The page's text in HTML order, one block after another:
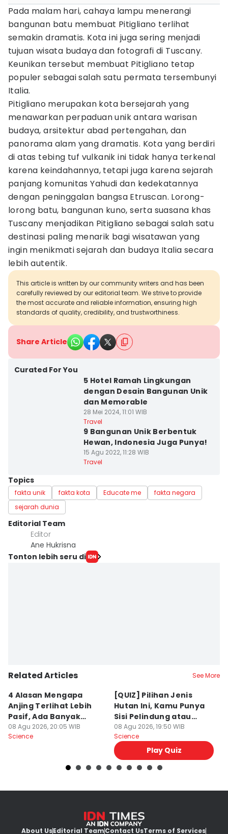
Pada malam hari, cahaya lampu menerangi
bangunan batu membuat Pitigliano terlihat
semakin dramatis. Kota ini juga sering menjadi
tujuan wisata budaya dan fotografi di Tuscany.
Keunikan tersebut membuat Pitigliano tetap
populer sebagai salah satu permata tersembunyi
Italia.
Pitigliano merupakan kota bersejarah yang
menawarkan perpaduan unik antara warisan
budaya, arsitektur abad pertengahan, dan
panorama alam yang dramatis. Kota yang berdiri
di atas tebing tuf vulkanik ini tidak hanya terkenal
karena keindahannya, tetapi juga karena sejarah
panjang komunitas Yahudi dan kedekatannya
dengan peninggalan bangsa Etruscan. Lorong-
lorong batu, bangunan kuno, serta suasana khas
Tuscany menjadikan Pitigliano sebagai salah satu
destinasi paling menarik bagi wisatawan yang
ingin menikmati sejarah dan budaya Italia secara
lebih autentik.
This article is written by our community writers and has been
carefully reviewed by our editorial team. We strive to provide
the most accurate and reliable information, ensuring high
standards of quality, credibility, and trustworthiness.
Share Article
Curated For You
5 Hotel Ramah Lingkungan
dengan Desain Bangunan Unik
dan Memorable
28 Mei 2024, 11:01 WIB
Travel
9 Bangunan Unik Berbentuk
Hewan, Indonesia Juga Punya!
15 Agu 2022, 11:28 WIB
Travel
Topics
fakta unik fakta kota Educate me
fakta negara
sejarah dunia
Editorial Team
Editor
Ane Hukrisna
Tonton lebih seru di
Related Articles See More
4 Alasan Mengapa
Anjing Terlihat Lebih
Pasif, Ada Banyak
Faktor!
08 Agu 2026, 20:05 WIB
Science
[QUIZ] Pilihan Jenis
Hutan Ini, Kamu Punya
Sisi Pelindung atau
Penghancur?
08 Agu 2026, 19:50 WIB
Science
Play Quiz
About UsEditorial TeamContact UsTerms of Services